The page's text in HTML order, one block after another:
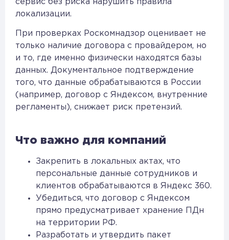
сервис без риска нарушить правила
локализации.
При проверках Роскомнадзор оценивает не
только наличие договора с провайдером, но
и то, где именно физически находятся базы
данных. Документальное подтверждение
того, что данные обрабатываются в России
(например, договор с Яндексом, внутренние
регламенты), снижает риск претензий.
Что важно для компаний
Закрепить в локальных актах, что
персональные данные сотрудников и
клиентов обрабатываются в Яндекс 360.
Убедиться, что договор с Яндексом
прямо предусматривает хранение ПДн
на территории РФ.
Разработать и утвердить пакет